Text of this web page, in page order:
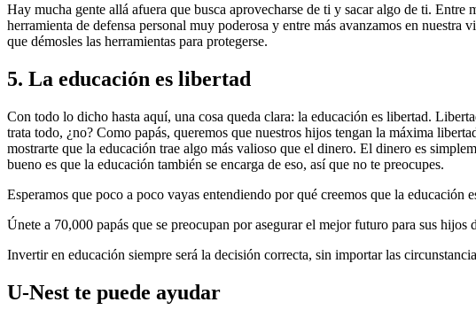
Hay mucha gente allá afuera que busca aprovecharse de ti y sacar algo de ti.
herramienta de defensa personal muy poderosa y entre más avanzamos en nuestra
que démosles las herramientas para protegerse.
5. La educación es libertad
Con todo lo dicho hasta aquí, una cosa queda clara: la educación es libertad.
trata todo, ¿no? Como papás, queremos que nuestros hijos tengan la máxima
mostrarte que la educación trae algo más valioso que el dinero. El dinero es
bueno es que la educación también se encarga de eso, así que no te preocupes.
Esperamos que poco a poco vayas entendiendo por qué creemos que la
Únete a 70,000 papás que se preocupan por asegurar el mejor futuro para sus hijos
Invertir en educación siempre será la decisión correcta, sin importar las
U-Nest te puede ayudar